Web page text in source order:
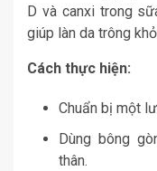
D và canxi trong
giúp làn da trông
Cách thực hiện:
Chuẩn bị một
Dùng bông
thân.